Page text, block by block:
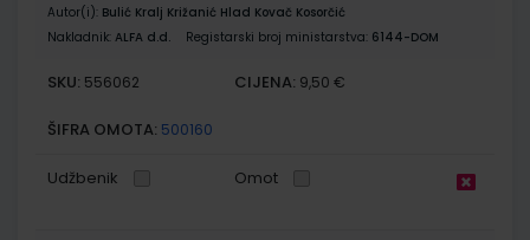
Autor(i): Bulić Kralj Križanić Hlad Kovač Kosorčić
Nakladnik: ALFA d.d. Registarski broj ministarstva: 6144-DOM
SKU: 556062 CIJENA: 9,50 €
ŠIFRA OMOTA: 500160
Udžbenik Omot